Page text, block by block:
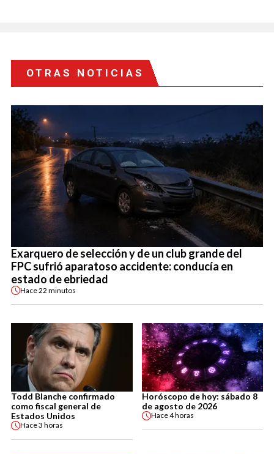
OTRAS NOTICIAS
Exarquero de selección y de un club grande del
FPC sufrió aparatoso accidente: conducía en
estado de ebriedad
Hace22 minutos
Todd Blanche confirmado
como fiscal general de
Estados Unidos
Hace3 horas
Horóscopo de hoy: sábado 8
de agosto de 2026
Hace4 horas